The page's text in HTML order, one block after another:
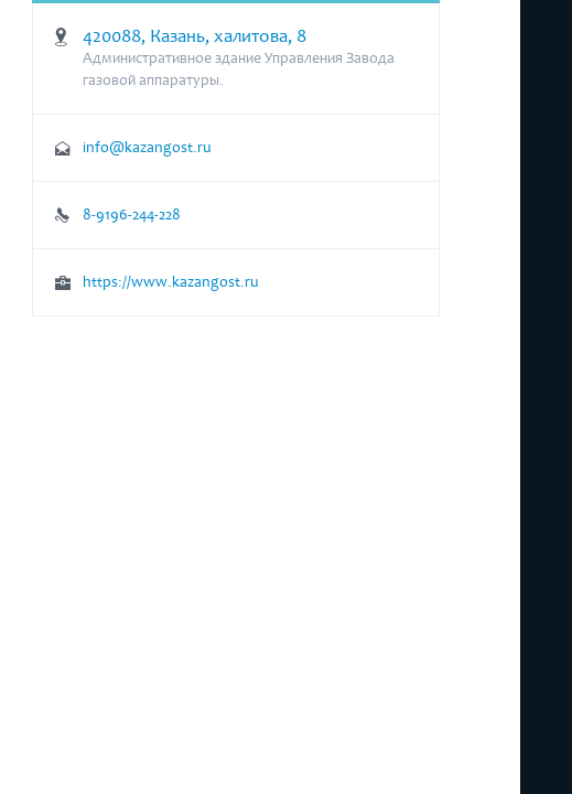
420088, Казань, халитова, 8
Административное здание Управления Завода
газовой аппаратуры.
info@kazangost.ru
8-9196-244-228
https://www.kazangost.ru